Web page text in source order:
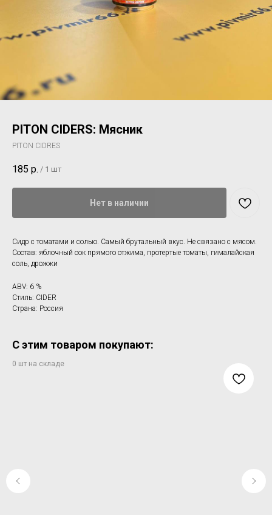
PITON CIDERS: Мясник
PITON CIDRES
185 р. / 1 шт
Нет в наличии
Сидр с томатами и солью. Самый брутальный вкус. Не связано с мясом.
Состав: яблочный сок прямого отжима, протертые томаты, гималайская
соль, дрожжи
ABV: 6 %
Стиль: CIDER
Страна: Россия
С этим товаром покупают: